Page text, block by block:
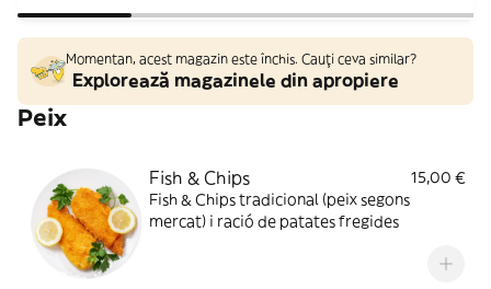
Momentan, acest magazin este închis. Cauți ceva similar?
Explorează magazinele din apropiere
Peix
Fish & Chips
15,00 €
Fish & Chips tradicional (peix segons
mercat) i ració de patates fregides